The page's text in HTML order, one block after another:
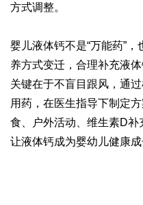
方式调整。
婴儿液体钙不是“万能药” ，
养方式变迁，合理补充液
关键在于不盲目跟风，通
用药，在医生指导下制定
食、户外活动、维生素D补
让液体钙成为婴幼儿健康成